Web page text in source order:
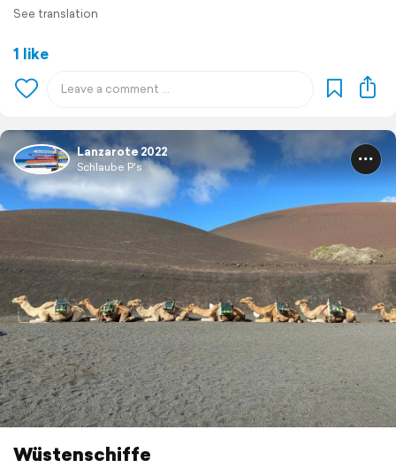
See translation
1 like
Lanzarote 2022
Schlaube P's
Wüstenschiffe